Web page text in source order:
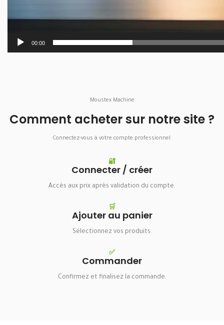
Moustex Machine
Comment acheter sur notre site ?
Connectez-vous à votre compte professionnel.
🔐
Connecter / créer
Accès aux prix après validation du compte.
🛒
Ajouter au panier
Sélectionnez vos produits.
✅
Commander
Confirmez et finalisez la commande.
00:00